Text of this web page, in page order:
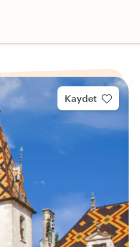
Kaydet